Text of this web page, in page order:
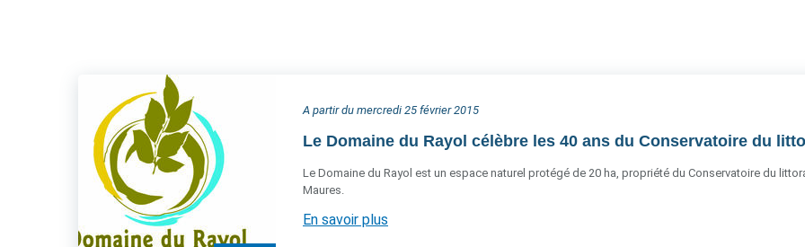
A partir du mercredi 25 février 2015
Le Domaine du Rayol célèbre les 40 ans du Conservatoire du
Le Domaine du Rayol est un espace naturel protégé de 20 ha, propriété du Conservatoire du
Maures.
En savoir plus